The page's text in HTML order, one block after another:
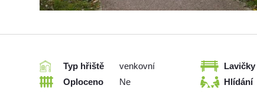
Typ hřiště
venkovní
Oploceno
Ne
Lavičky
Hlídání